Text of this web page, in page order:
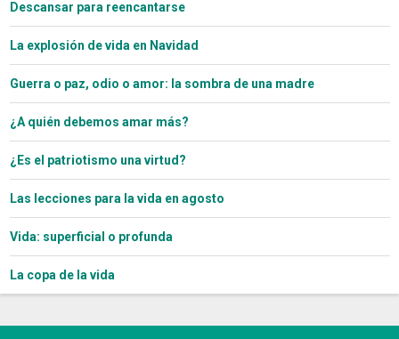
Descansar para reencantarse
La explosión de vida en Navidad
Guerra o paz, odio o amor: la sombra de una madre
¿A quién debemos amar más?
¿Es el patriotismo una virtud?
Las lecciones para la vida en agosto
Vida: superficial o profunda
La copa de la vida